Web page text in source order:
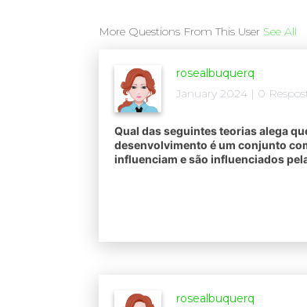
More Questions From This User See All
rosealbuquerq
January 2024 | 0
Qual das seguintes teorias alega
desenvolvimento é um conjunto
influenciam e são influenciados
rosealbuquerq